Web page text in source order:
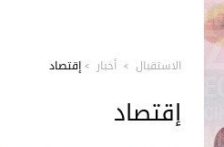
الاستقبال > أخبار >إقتصاد
إقتصاد